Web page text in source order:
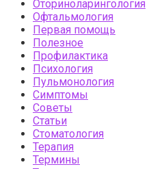
Оториноларингология
Офтальмология
Первая помощь
Полезное
Профилактика
Психология
Пульмонология
Симптомы
Советы
Статьи
Стоматология
Терапия
Термины